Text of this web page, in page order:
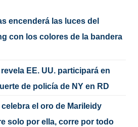
encenderá las luces del
con los colores de la bandera
EE. UU. participará en
de policía de NY en RD
celebra el oro de Marileidy
solo por ella, corre por todo